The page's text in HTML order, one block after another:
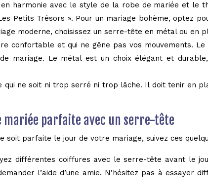
harmonie avec le style de la robe de mariée et le
Petits Trésors ». Pour un mariage bohème, optez
moderne, choisissez un serre-tête en métal ou en
confortable et qui ne gêne pas vos mouvements.
mariage. Le métal est un choix élégant et
qui ne soit ni trop serré ni trop lâche. Il doit tenir en
mariée parfaite avec un serre-tête
parfaite le jour de votre mariage, suivez ces
différentes coiffures avec le serre-tête avant le
l’aide d’une amie. N’hésitez pas à